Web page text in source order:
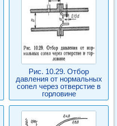
Рис. 10.29. Отбор
давления от нормальных
сопел через отверстие в
горловине